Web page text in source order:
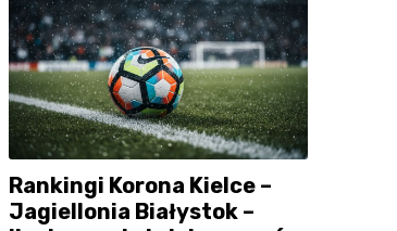
Rankingi Korona Kielce –
Jagiellonia Białystok –